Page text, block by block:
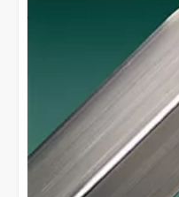
레이저 절단이란 무엇입니